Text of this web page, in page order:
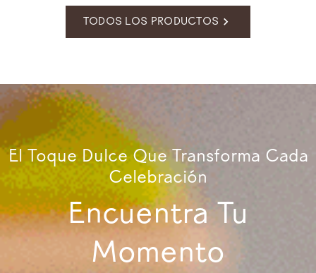
TODOS LOS PRODUCTOS 
El Toque Dulce Que Transforma Cada
Celebración
Encuentra Tu
Momento